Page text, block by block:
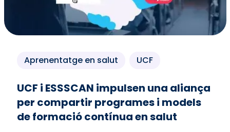
Aprenentatge en salut UCF
UCF i ESSSCAN impulsen una aliança
per compartir programes i models
de formació contínua en salut